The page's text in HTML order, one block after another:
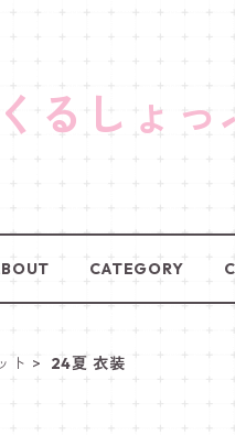
るしょ
CATEGORY
ト 24夏 衣装